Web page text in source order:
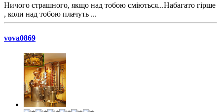
Ничого страшного, якщо над тобою сміються...Набагато гірше
, коли над тобою плачуть ...
vova0869